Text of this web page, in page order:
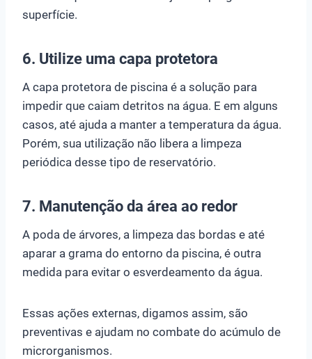
superfície.
6. Utilize uma capa protetora
A capa protetora de piscina é a solução para
impedir que caiam detritos na água. E em alguns
casos, até ajuda a manter a temperatura da água.
Porém, sua utilização não libera a limpeza
periódica desse tipo de reservatório.
7. Manutenção da área ao redor
A poda de árvores, a limpeza das bordas e até
aparar a grama do entorno da piscina, é outra
medida para evitar o esverdeamento da água.
Essas ações externas, digamos assim, são
preventivas e ajudam no combate do acúmulo de
microrganismos.